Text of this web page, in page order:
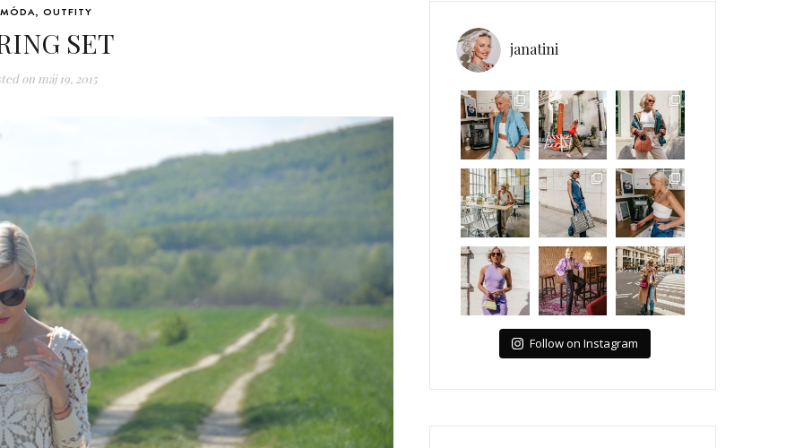
MÓDA, OUTFITY
SET
on máj 19, 2015
janatini
Follow on Instagram